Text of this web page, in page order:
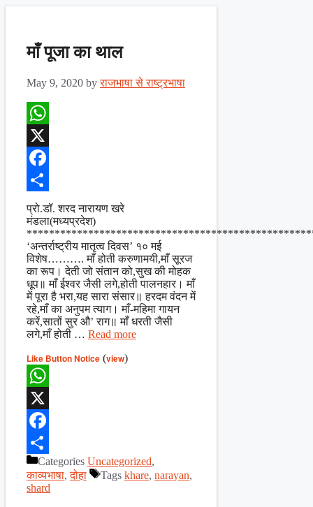
माँ पूजा का थाल
May 9, 2020 byराजभाषा से राष्ट्रभाषा
WhatsApp
X
Facebook
Share
प्रो.डॉ. शरद नारायण खरे
मंडला(मध्यप्रदेश)
‘अन्तर्राष्ट्रीय मातृत्व दिवस’ १० मई
विशेष………. माँ होती करुणामयी,माँ सूरज
का रूप। देती जो संतान को,सुख की मोहक
धूप॥ माँ ईश्वर जैसी लगे,होती पालनहार। माँ
में पूरा है भरा,यह सारा संसार॥ हरदम वंदन में
रहे,माँ का अनुपम त्याग। माँ-महिमा गायन
करें,सातों सुर औ’ राग॥ माँ धरती जैसी
लगे,माँ होती … Read more
Like Button Notice (view)
WhatsApp
X
Facebook
ShareCategories Uncategorized,
काव्यभाषा,दोहा Tags khare, narayan,
shard